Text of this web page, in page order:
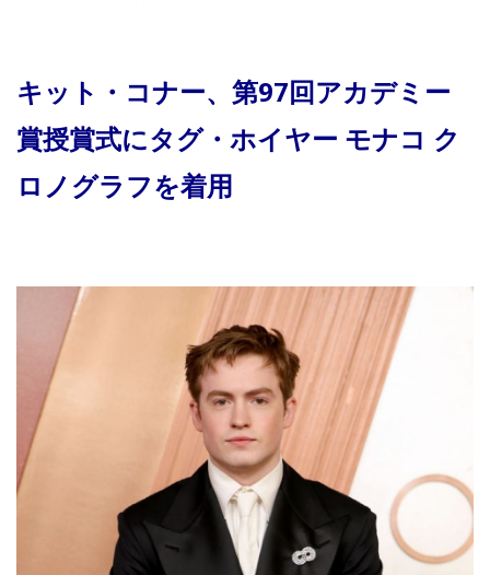
キット・コナー、第97回アカデミー
賞授賞式にタグ・ホイヤー モナコ ク
ロノグラフを着用